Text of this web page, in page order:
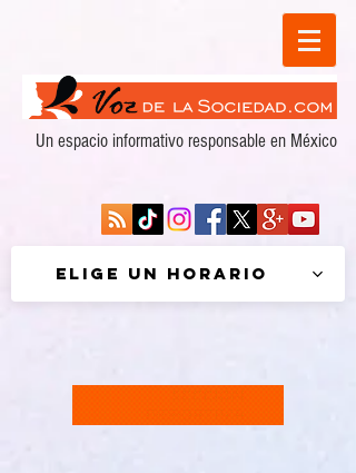
Un espacio informativo responsable en México
Elige un horario